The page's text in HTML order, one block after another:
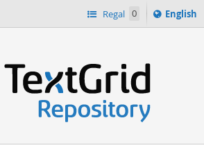
Regal 0
Switch
English